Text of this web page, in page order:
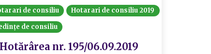
de consiliu
Hotarari de consiliu 2019
de consiliu
Hotărârea nr. 195/06.09.2019